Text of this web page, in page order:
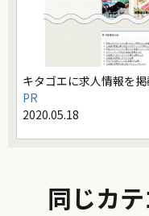
キタゴエに求人情報を
PR
2020.05.18
同じカ